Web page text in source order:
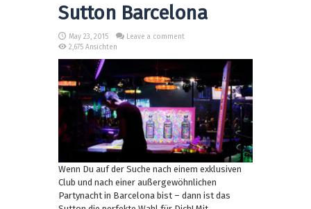
Sutton Barcelona
May 23, 2015
Leave a comment
2,675 Ansichten
Wenn Du auf der Suche nach einem exklusiven
Club und nach einer außergewöhnlichen
Partynacht in Barcelona bist – dann ist das